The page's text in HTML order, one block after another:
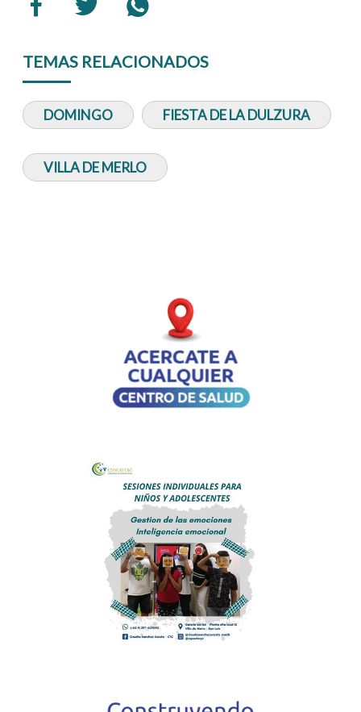
TEMAS RELACIONADOS
DOMINGO FIESTA DE LA DULZURA
VILLA DE MERLO